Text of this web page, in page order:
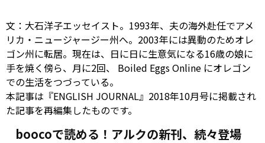
文：大石洋子エッセイスト。1993年、夫の海外赴任でアメ
リカ・ニュージャージー州へ。2003年には異動のためオレ
ゴン州に転居。現在は、日に日に生意気になる16歳の娘に
手を焼く傍ら、月に2回、 Boiled Eggs Online にオレゴン
での生活をつづっている。
本記事は『ENGLISH JOURNAL』2018年10月号に掲載され
た記事を再編集したものです。
boocoで読める！アルクの新刊、続々登場